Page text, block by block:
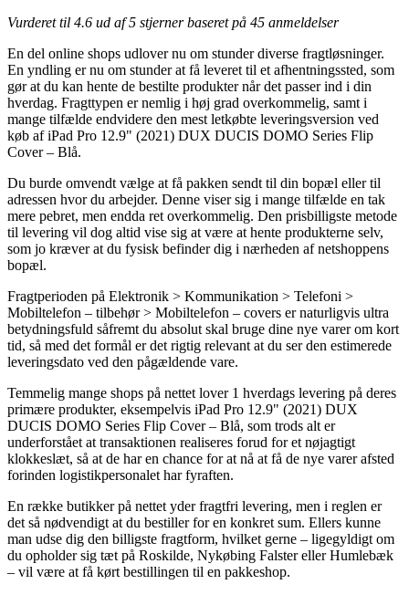
Vurderet til 4.6 ud af 5 stjerner baseret på 45 anmeldelser
En del online shops udlover nu om stunder diverse fragtløsninger.
En yndling er nu om stunder at få leveret til et afhentningssted, som
gør at du kan hente de bestilte produkter når det passer ind i din
hverdag. Fragttypen er nemlig i høj grad overkommelig, samt i
mange tilfælde endvidere den mest letkøbte leveringsversion ved
køb af iPad Pro 12.9" (2021) DUX DUCIS DOMO Series Flip
Cover – Blå.
Du burde omvendt vælge at få pakken sendt til din bopæl eller til
adressen hvor du arbejder. Denne viser sig i mange tilfælde en tak
mere pebret, men endda ret overkommelig. Den prisbilligste metode
til levering vil dog altid vise sig at være at hente produkterne selv,
som jo kræver at du fysisk befinder dig i nærheden af netshoppens
bopæl.
Fragtperioden på Elektronik > Kommunikation > Telefoni >
Mobiltelefon – tilbehør > Mobiltelefon – covers er naturligvis ultra
betydningsfuld såfremt du absolut skal bruge dine nye varer om kort
tid, så med det formål er det rigtig relevant at du ser den estimerede
leveringsdato ved den pågældende vare.
Temmelig mange shops på nettet lover 1 hverdags levering på deres
primære produkter, eksempelvis iPad Pro 12.9" (2021) DUX
DUCIS DOMO Series Flip Cover – Blå, som trods alt er
underforstået at transaktionen realiseres forud for et nøjagtigt
klokkeslæt, så at de har en chance for at nå at få de nye varer afsted
forinden logistikpersonalet har fyraften.
En række butikker på nettet yder fragtfri levering, men i reglen er
det så nødvendigt at du bestiller for en konkret sum. Ellers kunne
man udse dig den billigste fragtform, hvilket gerne – ligegyldigt om
du opholder sig tæt på Roskilde, Nykøbing Falster eller Humlebæk
– vil være at få kørt bestillingen til en pakkeshop.